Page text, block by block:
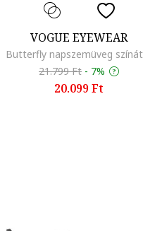
VOGUE EYEWEAR
21.799 Ft - 7%
20.099 Ft